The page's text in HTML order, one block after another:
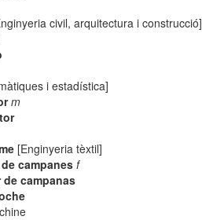
civil, arquitectura i construcció]
i estadística]
m
[Enginyeria tèxtil]
campanes f
campanas